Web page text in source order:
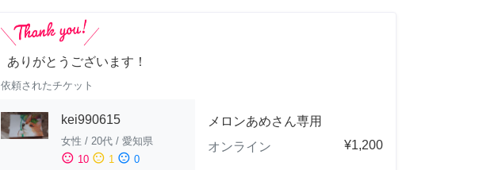
ありがとうございます！
依頼されたチケット
kei990615
女性 / 20代 / 愛知県
sentiment_satisfied 10 sentiment_neutral 1 sentiment_dissatisfied 0
メロンあめさん専用
オンライン
¥1,200